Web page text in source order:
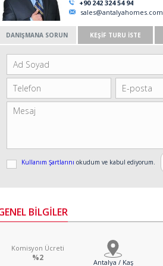
+90 242 324 54 94
sales@antalyahomes.com
DANIŞMANA SORUN KEŞİF TURU İSTE
Kullanım Şartlarını okudum ve kabul ediyorum.
BİLGİLER
Komisyon Ücreti
%2 Antalya / Kaş